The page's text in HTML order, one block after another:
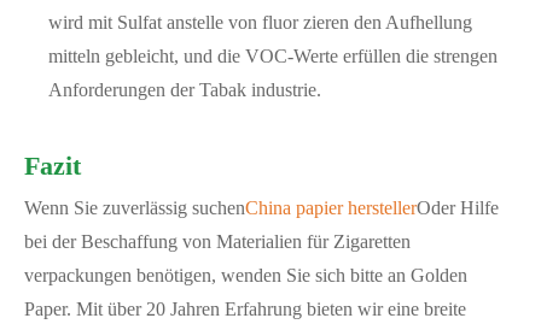
wird mit Sulfat anstelle von fluor zieren den Aufhellung
mitteln gebleicht, und die VOC-Werte erfüllen die strengen
Anforderungen der Tabak industrie.
Fazit
Wenn Sie zuverlässig suchenChina papier herstellerOder Hilfe
bei der Beschaffung von Materialien für Zigaretten
verpackungen benötigen, wenden Sie sich bitte an Golden
Paper. Mit über 20 Jahren Erfahrung bieten wir eine breite